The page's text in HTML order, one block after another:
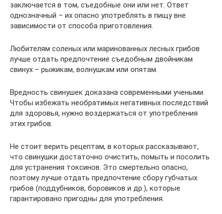
заключается в том, съедобные они или нет. Ответ
однозначный – их опасно употреблять в пищу вне
зависимости от способа приготовления.
Любителям соленых или маринованных лесных грибов
лучше отдать предпочтение съедобным двойникам
свинух – рыжикам, волнушкам или опятам.
Вредность свинушек доказана современными учеными.
Чтобы избежать необратимых негативных последствий
для здоровья, нужно воздержаться от употребления
этих грибов.
Не стоит верить рецептам, в которых рассказывают,
что свинушки достаточно очистить, помыть и посолить
для устранения токсинов. Это смертельно опасно,
поэтому лучше отдать предпочтение сбору губчатых
грибов (поддубников, боровиков и др.), которые
гарантировано пригодны для употребления.